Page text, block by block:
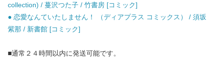
collection) / 蔓沢つた子 / 竹書房 [コミック]
● 恋愛なんていたしません！ （ディアプラス コミックス） / 須坂
紫那 / 新書館 [コミック]
■通常２４時間以内に発送可能です。